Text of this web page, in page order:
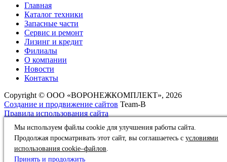
Главная
Каталог техники
Запасные части
Сервис и ремонт
Лизинг и кредит
Филиалы
О компании
Новости
Контакты
Copyright © ООО «ВОРОНЕЖКОМПЛЕКТ», 2026
Создание и продвижение сайтов Team-B
Правила использования сайта
Мы используем файлы cookie для улучшения работы сайта.
Продолжая просматривать этот сайт, вы соглашаетесь с условиями
использования cookie–файлов.
Принять и продолжить